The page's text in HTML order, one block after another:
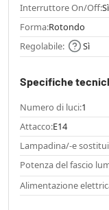
Interruttore On/Off:Sì
Forma:Rotondo
Regolabile:
Sì
Specifiche
Numero di luci:1
Attacco:E14
Lampadina/-e
Potenza del fascio
Alimentazione